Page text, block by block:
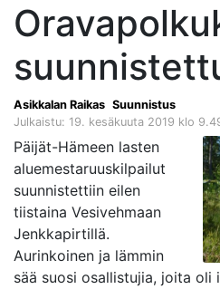
Asikkalan Raikas Suunnistus
Julkaistu: 19. kesäkuuta 2019 klo
Päijät-Hämeen lasten
aluemestaruuskilpailut
suunnistettiin eilen
tiistaina Vesivehmaan
Jenkkapirtillä.
Aurinkoinen ja lämmin
sää suosi osallistujia, joita